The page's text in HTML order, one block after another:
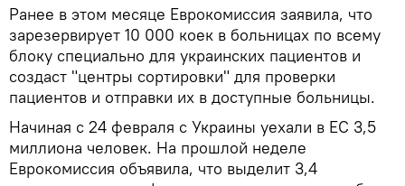
Ранее в этом месяце Еврокомиссия заявила, что
зарезервирует 10 000 коек в больницах по всему
блоку специально для украинских пациентов и
создаст "центры сортировки" для проверки
пациентов и отправки их в доступные больницы.
Начиная с 24 февраля с Украины уехали в ЕС 3,5
миллиона человек. На прошлой неделе
Еврокомиссия объявила, что выделит 3,4